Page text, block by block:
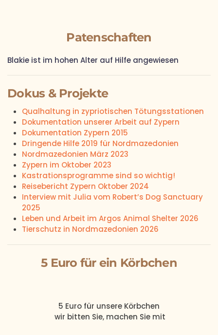
Patenschaften
Blakie ist im hohen Alter auf Hilfe angewiesen
Dokus & Projekte
Qualhaltung in zypriotischen Tötungsstationen
Dokumentation unserer Arbeit auf Zypern
Dokumentation Zypern 2015
Dringende Hilfe 2019 für Nordmazedonien
Nordmazedonien März 2023
Zypern im Oktober 2023
Kastrationsprogramme sind so wichtig!
Reisebericht Zypern Oktober 2024
Interview mit Julia vom Robert’s Dog Sanctuary
2025
Leben und Arbeit im Argos Animal Shelter 2026
Tierschutz in Nordmazedonien 2026
5 Euro für ein Körbchen
5 Euro für unsere Körbchen
wir bitten Sie, machen Sie mit